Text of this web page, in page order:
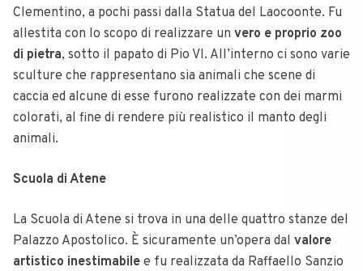
Clementino, a pochi passi dalla Statua del Laocoonte. Fu
allestita con lo scopo di realizzare un vero e proprio zoo
di pietra, sotto il papato di Pio VI. All’interno ci sono varie
sculture che rappresentano sia animali che scene di
caccia ed alcune di esse furono realizzate con dei marmi
colorati, al fine di rendere più realistico il manto degli
animali.
Scuola di Atene
La Scuola di Atene si trova in una delle quattro stanze del
Palazzo Apostolico. È sicuramente un’opera dal valore
artistico inestimabile e fu realizzata da Raffaello Sanzio